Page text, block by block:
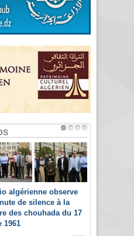
algérienne observe
de silence à la
des chouhada du 17
1961